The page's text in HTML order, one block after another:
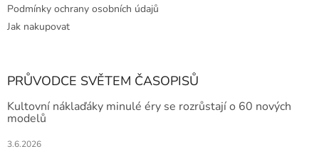
Podmínky ochrany osobních údajů
Jak nakupovat
PRŮVODCE SVĚTEM ČASOPISŮ
Kultovní náklaďáky minulé éry se rozrůstají o 60 nových
modelů
3.6.2026